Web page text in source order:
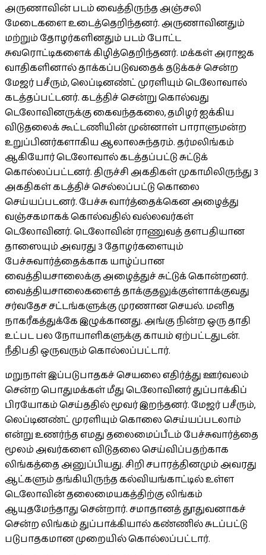
அருணாவின் படம் வைத்திருந்த அஞ்சலி
மேடைகளை உடைத்தெறிந்தனர். அருணாவினதும்
மற்றும் தோழர்களினதும் படம் போட்ட
சுவரொட்டிகளைக் கிழித்தெறிந்தனர். மக்கள் அராஜக
வாதிகளினால் தாக்கப்படுவதைக் தடுக்கச் சென்ற
மேஜர் பசீரும், லெப்டினண்ட் முரளியும் டெலோவால்
கடத்தப்பட்டனர். கடத்திச் சென்று கொல்வது
டெலோவினருக்கு கைவந்தகலை, தமிழர் ஐக்கிய
விடுதலைக் கூட்டணியின் முன்னாள் பாராளுமன்ற
உறுப்பினர்களாகிய ஆலாலசுந்தரம். தர்மலிங்கம்
ஆகியோர் டெலோவால் கடத்தப்பட்டு சுட்டுக்
கொல்லப்பட்டனர். திருச்சி அகதிகள் முகாமிலிருந்து 3
அகதிகள் கடத்திச் செல்லப்பட்டு கொலை
செய்யப்படனர். பேச்சு வார்த்தைக்கென அழைத்து
வஞ்சகமாகக் கொல்வதில் வல்லவர்கள்
டெலோவினர். டெலோவின் ராணுவத் தளபதியான
தாஸையும் அவரது 3 தோழர்களையும்
பேச்சுவார்த்தைக்காக யாழ்ப்பான
வைத்தியசாலைக்கு அழைத்துச் சுட்டுக் கொன்றனர்.
வைத்தியசாலைகளைத் தாக்குதலுக்குள்ளாக்குவது
சர்வதேச சட்டங்களுக்கு முரணான செயல். மனித
நாகரீகத்துக்கே இழுக்கானது. அங்கு நின்ற ஒரு தாதி
உட்பட பல நோயாளிகளுக்கு காயம் ஏற்பட்டதுடன்.
நீதிபதி ஒருவரும் கொல்லப்பட்டார்.
மறுநாள் இப்படுபாதகச் செயலை எதிர்த்து ஊர்வலம்
சென்ற பொதுமக்கள் மீது டெலோவினர் துப்பாக்கிப்
பிரயோகம் செய்ததில் மூவர் இறந்தனர். மேஜர் பசீரும்,
லெப்டினண்ட் முரளியும் கொலை செய்யப்படலாம்
என்று உணர்ந்த எமது தலைமைப்பீடம் பேச்சுவார்த்தை
மூலம் அவர்களை விடுதலை செய்விப்பதற்காக
லிங்கத்தை அனுப்பியது. சிறி சபாரத்தினமும் அவரது
ஆட்களும் தங்கியிருந்த கல்வியங்காட்டில் உள்ள
டெலோவின் தலைமையகத்திற்கு லிங்கம்
ஆயுதமேந்தாது சென்றார். சமாதானத் தூதுவனாகச்
சென்ற லிங்கம் துப்பாக்கியால் கண்ணில் சுடப்பட்டு
படுபாதகமான முறையில் கொல்லப்பட்டார்.